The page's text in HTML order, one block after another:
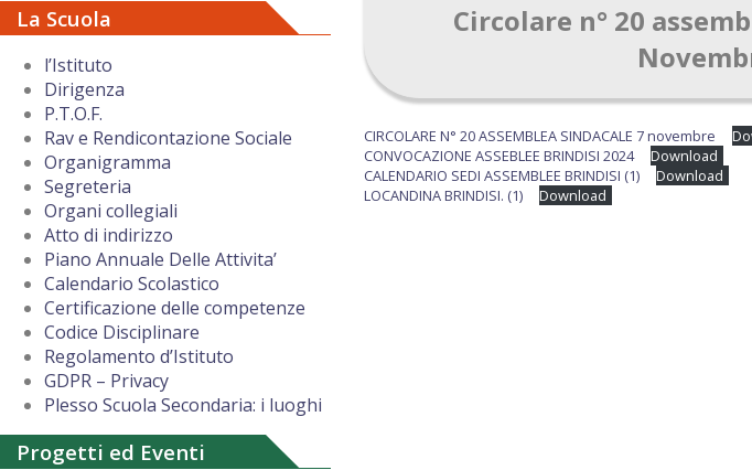
La Scuola
l’Istituto
Dirigenza
P.T.O.F.
Rav e Rendicontazione Sociale
Organigramma
Segreteria
Organi collegiali
Atto di indirizzo
Piano Annuale Delle Attivita’
Calendario Scolastico
Certificazione delle competenze
Codice Disciplinare
Regolamento d’Istituto
GDPR – Privacy
Plesso Scuola Secondaria: i luoghi
Progetti ed Eventi
Circolare n° 20
CIRCOLARE N° 20 ASSEMBLEA SINDACALE 7 novembre
CONVOCAZIONE ASSEBLEE BRINDISI 2024
Download
CALENDARIO SEDI ASSEMBLEE BRINDISI (1)
Download
LOCANDINA BRINDISI. (1)
Download